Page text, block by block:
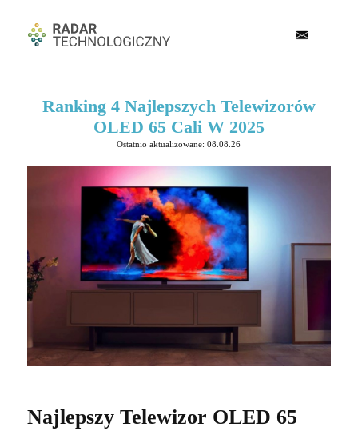
Ranking 4 Najlepszych Telewizorów
OLED 65 Cali W 2025
Ostatnio aktualizowane: 08.08.26
Najlepszy Telewizor OLED 65